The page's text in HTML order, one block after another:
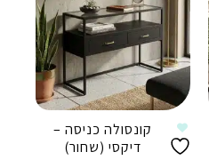
קונסולה כניסה –
דיקסי (שחור)